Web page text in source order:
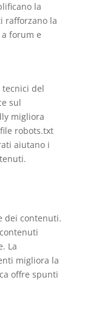
la
rafforzano la
forum e
tecnici del
sul
migliora
robots.txt
aiutano i
dei contenuti.
La
migliora la
offre spunti